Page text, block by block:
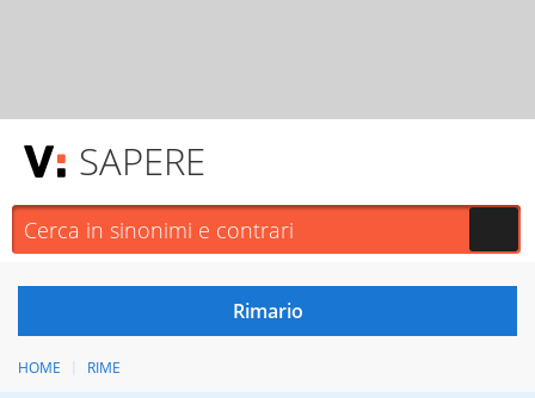
SAPERE
HOME RIME